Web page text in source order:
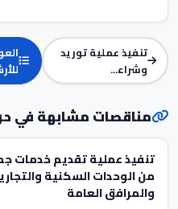
تنفيذ عملية توريد
وشراء...
مناقصات مشابهة في
تنفيذ عملية تقديم خدمات
من الوحدات السكنية
والمرافق العامة